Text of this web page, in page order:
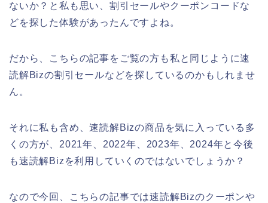
ないか？と私も思い、割引セールやクーポンコードな
どを探した体験があったんですよね。
だから、こちらの記事をご覧の方も私と同じように速
読解Bizの割引セールなどを探しているのかもしれませ
ん。
それに私も含め、速読解Bizの商品を気に入っている多
くの方が、2021年、2022年、2023年、2024年と今後
も速読解Bizを利用していくのではないでしょうか？
なので今回、こちらの記事では速読解Bizのクーポンや